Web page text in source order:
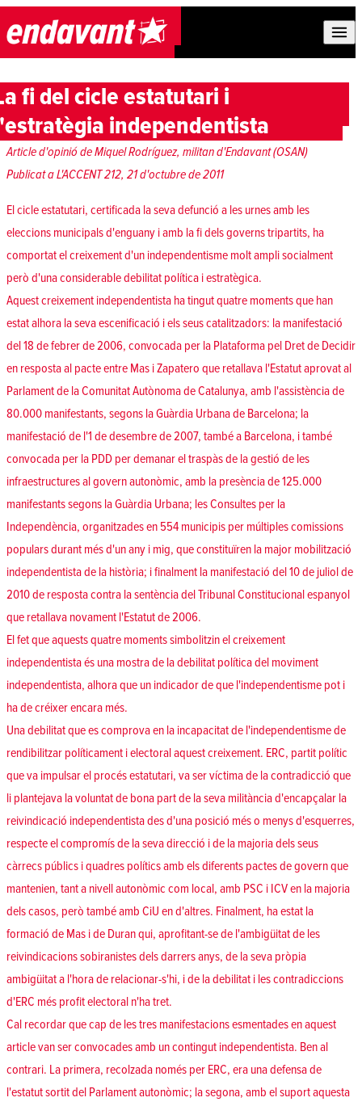
Skip to content
fi del cicle estatutari i
independentista
Article d'opinió de Miquel Rodríguez, militan d'Endavant (OSAN)
Publicat a L'ACCENT 212, 21 d'octubre de 2011
El cicle estatutari, certificada la seva defunció a les urnes amb les
eleccions municipals d'enguany i amb la fi dels governs tripartits, ha
comportat el creixement d'un independentisme molt ampli socialment
però d'una considerable debilitat política i estratègica.
Aquest creixement independentista ha tingut quatre moments que han
estat alhora la seva escenificació i els seus catalitzadors: la manifestació
del 18 de febrer de 2006, convocada per la Plataforma pel Dret de Decidir
en resposta al pacte entre Mas i Zapatero que retallava l'Estatut aprovat al
Parlament de la Comunitat Autònoma de Catalunya, amb l'assistència de
80.000 manifestants, segons la Guàrdia Urbana de Barcelona; la
manifestació de l'1 de desembre de 2007, també a Barcelona, i també
convocada per la PDD per demanar el traspàs de la gestió de les
infraestructures al govern autonòmic, amb la presència de 125.000
manifestants segons la Guàrdia Urbana; les Consultes per la
Independència, organitzades en 554 municipis per múltiples comissions
populars durant més d'un any i mig, que constituïren la major mobilització
independentista de la història; i finalment la manifestació del 10 de juliol de
2010 de resposta contra la sentència del Tribunal Constitucional espanyol
que retallava novament l'Estatut de 2006.
El fet que aquests quatre moments simbolitzin el creixement
independentista és una mostra de la debilitat política del moviment
independentista, alhora que un indicador de que l'independentisme pot i
ha de créixer encara més.
Una debilitat que es comprova en la incapacitat de l'independentisme de
rendibilitzar políticament i electoral aquest creixement. ERC, partit polític
que va impulsar el procés estatutari, va ser víctima de la contradicció que
li plantejava la voluntat de bona part de la seva militància d'encapçalar la
reivindicació independentista des d'una posició més o menys d'esquerres,
respecte el compromís de la seva direcció i de la majoria dels seus
càrrecs públics i quadres polítics amb els diferents pactes de govern que
mantenien, tant a nivell autonòmic com local, amb PSC i ICV en la majoria
dels casos, però també amb CiU en d'altres. Finalment, ha estat la
formació de Mas i de Duran qui, aprofitant-se de l'ambigüitat de les
reivindicacions sobiranistes dels darrers anys, de la seva pròpia
ambigüitat a l'hora de relacionar-s'hi, i de la debilitat i les contradiccions
d'ERC més profit electoral n'ha tret.
Cal recordar que cap de les tres manifestacions esmentades en aquest
article van ser convocades amb un contingut independentista. Ben al
contrari. La primera, recolzada només per ERC, era una defensa de
l'estatut sortit del Parlament autonòmic; la segona, amb el suport aquesta